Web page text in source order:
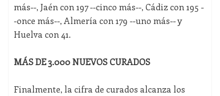
más--, Jaén con 197 --cinco más--, Cádiz con 195 -
-once más--, Almería con 179 --uno más-- y
Huelva con 41.
MÁS DE 3.000 NUEVOS CURADOS
Finalmente, la cifra de curados alcanza los